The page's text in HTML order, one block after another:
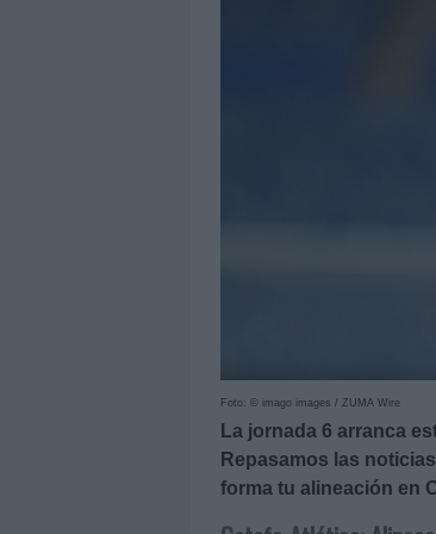
Foto: © imago images / ZUMA Wire
La jornada 6 arranca
Repasamos las
forma tu alineación en